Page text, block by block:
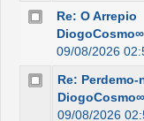
Re: O Arrepio
DiogoCosmo∞
09/08/2026
Re:
DiogoCosmo∞
09/08/2026